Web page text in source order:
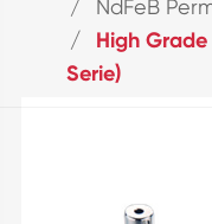
NdFeB
High
Serie)